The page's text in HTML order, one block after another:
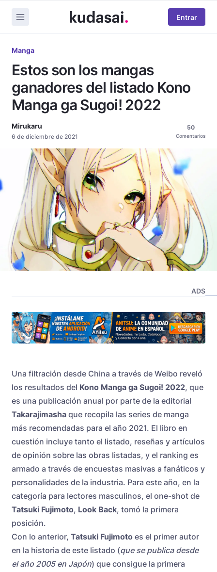
Entrar
Manga
Estos son los mangas
ganadores del listado Kono
Manga ga Sugoi! 2022
Mirukaru
6 de diciembre de 2021
50
Comentarios
ADS
Una filtración desde China a través de Weibo reveló
los resultados del Kono Manga ga Sugoi! 2022, que
es una publicación anual por parte de la editorial
Takarajimasha que recopila las series de manga
más recomendadas para el año 2021. El libro en
cuestión incluye tanto el listado, reseñas y artículos
de opinión sobre las obras listadas, y el ranking es
armado a través de encuestas masivas a fanáticos y
personalidades de la industria. Para este año, en la
categoría para lectores masculinos, el one-shot de
Tatsuki Fujimoto, Look Back, tomó la primera
posición.
Con lo anterior, Tatsuki Fujimoto es el primer autor
en la historia de este listado (que se publica desde
el año 2005 en Japón) que consigue la primera